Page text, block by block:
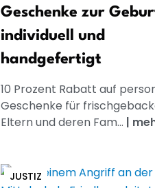
Geschenke zur
individuell und
handgefertigt
10 Prozent Rabatt auf
Geschenke für
Eltern und deren Fam... |
JUSTIZ